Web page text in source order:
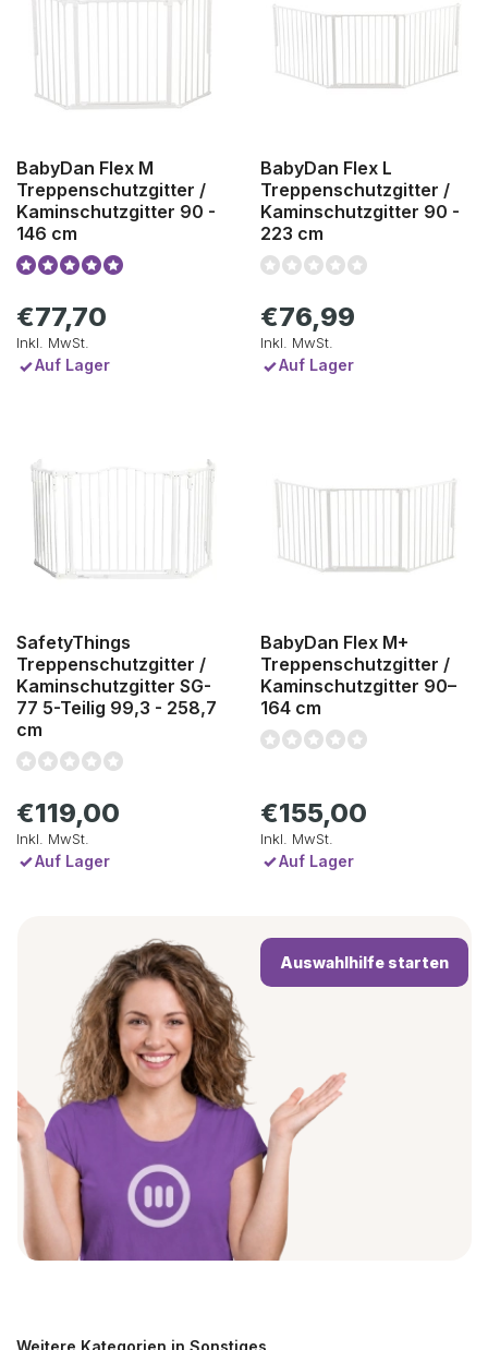
BabyDan Flex M
Treppenschutzgitter /
Kaminschutzgitter 90 -
146 cm
€77,70
Inkl. MwSt.
Auf Lager
BabyDan Flex L
Treppenschutzgitter /
Kaminschutzgitter 90 -
223 cm
€76,99
Inkl. MwSt.
Auf Lager
SafetyThings
Treppenschutzgitter /
Kaminschutzgitter SG-
77 5-Teilig 99,3 - 258,7
cm
€119,00
Inkl. MwSt.
Auf Lager
BabyDan Flex M+
Treppenschutzgitter /
Kaminschutzgitter 90–
164 cm
€155,00
Inkl. MwSt.
Auf Lager
Auswahlhilfe starten